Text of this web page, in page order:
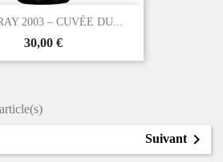
2003 – CUVÉE DU...
Prix
30,00 €
Suivant